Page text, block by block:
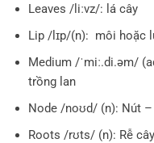
Leaves /liːvz/: lá cây
Lip /lɪp/(n): môi hoặc
Medium /ˈmiː.di.əm/
trồng lan
Node /noʊd/ (n): Nút
Roots /rʊts/ (n): Rễ cây